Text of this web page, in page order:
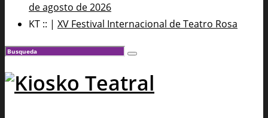
de agosto de 2026
KT :: | XV Festival Internacional de Teatro Rosa